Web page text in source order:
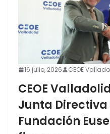
16 julio, 2026 CEOE
CEOE
Junta Directiva
Fundación